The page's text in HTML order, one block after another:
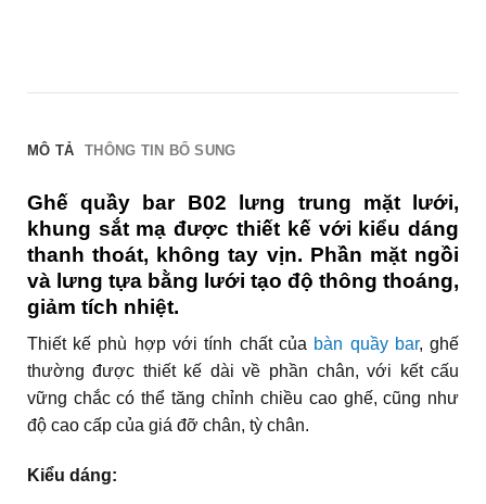
MÔ TẢ THÔNG TIN BỔ SUNG
Ghế quầy bar B02 lưng trung mặt lưới,
khung sắt mạ được thiết kế với kiểu dáng
thanh thoát, không tay vịn. Phần mặt ngồi
và lưng tựa bằng lưới tạo độ thông thoáng,
giảm tích nhiệt.
Thiết kế phù hợp với tính chất của bàn quầy bar, ghế
thường được thiết kế dài về phần chân, với kết cấu
vững chắc có thể tăng chỉnh chiều cao ghế, cũng như
độ cao cấp của giá đỡ chân, tỳ chân.
Kiểu dáng: